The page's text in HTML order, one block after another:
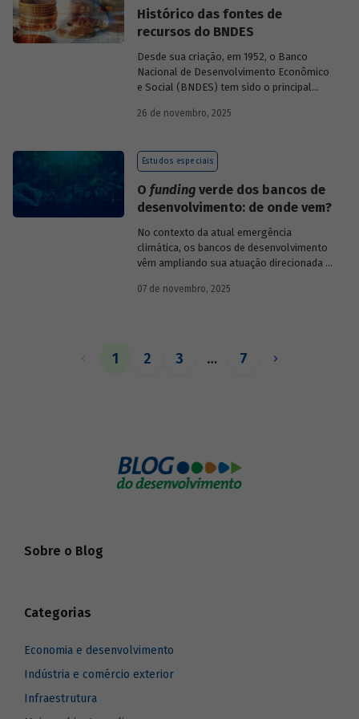
Histórico das fontes de
recursos do BNDES
Desde sua criação, em 1952, o Banco
Nacional de Desenvolvimento Econômico
e Social (BNDES) tem sido o principal
brasileiro, ocupando um espaço central
momentos de crise, como as de 2008 e
da Covid-19, e no combate à emergência
entanto, são necessárias sólidas fontes
de recursos.
26 de novembro, 2025
Estudos especiais
O fundingverde dos bancos de
desenvolvimento: de onde vem?
No contexto da atual emergência
climática, os bancos de desenvolvimento
vêm ampliando sua atuação direcionada à
e, consequentemente, buscado novas
bancos de desenvolvimento, comparando
07 de novembro, 2025
1 2 3 … 7
Sobre o Blog
Categorias
Economia e desenvolvimento
Indústria e comércio exterior
Infraestrutura